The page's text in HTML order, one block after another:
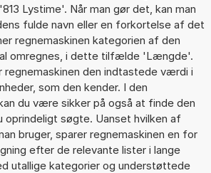
Lystime'. Når man gør det, kan man
fulde navn eller en forkortelse af det
regnemaskinen kategorien af den
omregnes, i dette tilfælde 'Længde'.
regnemaskinen den indtastede værdi i
som den kender. I den
du være sikker på også at finde den
oprindeligt søgte. Uanset hvilken af
bruger, sparer regnemaskinen en for
efter de relevante lister i lange
utallige kategorier og understøttede